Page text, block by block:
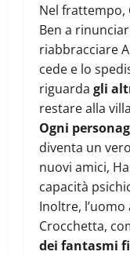
Nel frattempo,
Ben a
riabbracciare
cede e lo
riguarda gli
restare alla
Ogni
diventa un
nuovi amici,
capacità
Inoltre,
Crocchetta,
dei fantasmi